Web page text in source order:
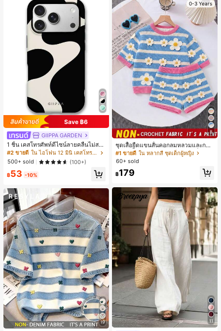
Save ฿6
GIIPPA GARDEN
1 ชิ้น เคสโทรศัพท์ดีไซน์ลายคลื่นไม่สม
มาตรสำหรับ Phone 17 Pro Max, เหม
าะสำหรับ Phone 16 Pro Max, 15 Pro
Max, 14 Pro Max, เคสโทรศัพท์สไตล์เ
กาหลีและน่าสนใจ, เข้ากันได้กับ 11/12/
13/14/15/16 Pro Max Plus, ดีไซน์หรู
ขวัญในอุดมคติสำหรับคริสต์มาส, วันว
าเลนไทน์, อีสเตอร์, ฤดูแต่งงานและวันเ
กิดสำหรับแฟนสาว
#2 ขายดี
ใน ไอโฟน 12 มินิ เคสโทรศัพท์แฟชั่น
500+ sold
(100+)
฿53 -10%
19
0-3 Years
8
ชุดเสื้อยืดแขนสั้นคอกลมหลวมและกาง
เกงขาสั้นไบค์เกอร์รัดรูปสำหรับเด็กผู้ห
ญิง สไตล์มินิมอล เหมาะสำหรับฤดูใบไ
#1 ขายดี ใน หลากสี ชุดเด็กผู้หญิง
60+ sold
฿179
11